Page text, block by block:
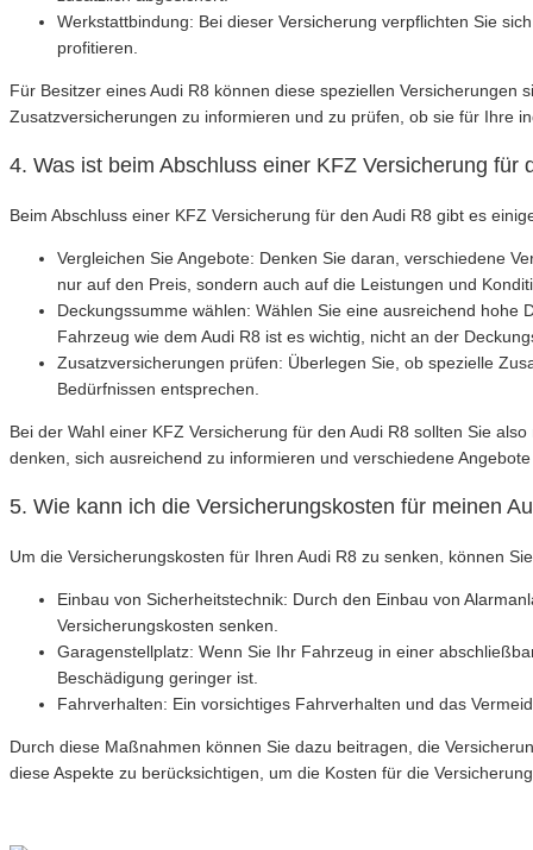
Werkstattbindung: Bei dieser Versicherung verpflichten Sie
profitieren.
Für Besitzer eines Audi R8 können diese speziellen
Zusatzversicherungen zu informieren und zu prüfen, ob sie für Ihre
4. Was ist beim Abschluss einer KFZ Versicherung für
Beim Abschluss einer KFZ Versicherung für den Audi R8 gibt es
Vergleichen Sie Angebote: Denken Sie daran, verschiedene
nur auf den Preis, sondern auch auf die Leistungen und
Deckungssumme wählen: Wählen Sie eine ausreichend
Fahrzeug wie dem Audi R8 ist es wichtig, nicht an der
Zusatzversicherungen prüfen: Überlegen Sie, ob spezielle
Bedürfnissen entsprechen.
Bei der Wahl einer KFZ Versicherung für den Audi R8 sollten Sie
denken, sich ausreichend zu informieren und verschiedene
5. Wie kann ich die Versicherungskosten für meinen
Um die Versicherungskosten für Ihren Audi R8 zu senken, können
Einbau von Sicherheitstechnik: Durch den Einbau von
Versicherungskosten senken.
Garagenstellplatz: Wenn Sie Ihr Fahrzeug in einer
Beschädigung geringer ist.
Fahrverhalten: Ein vorsichtiges Fahrverhalten und das
Durch diese Maßnahmen können Sie dazu beitragen, die
diese Aspekte zu berücksichtigen, um die Kosten für die